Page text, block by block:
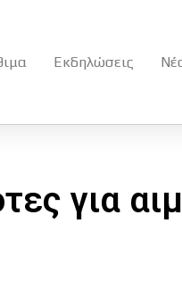
Εκδηλώσεις
για